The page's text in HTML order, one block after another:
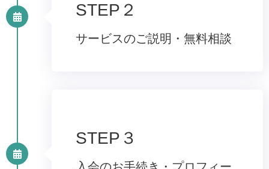
STEP２
サービスのご説明・無料相談
STEP３